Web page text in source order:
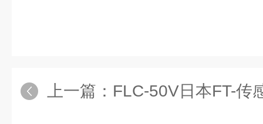
上一篇： FLC-50V日本FT-传